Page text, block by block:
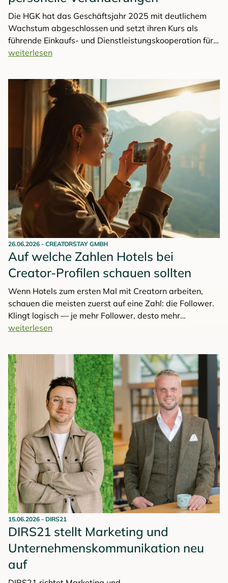
Die HGK hat das Geschäftsjahr 2025 mit deutlichem
Wachstum abgeschlossen und setzt ihren Kurs als
führende Einkaufs- und Dienstleistungskooperation für
die Hospitality-Branche fort. Auf der
positive Geschäftszahlen, einen erneuten Rekord bei
der Rückvergütung und wichtige strategische Schritte
für die weitere Digitalisierung von Hotellerie,
Gastronomie und Catering. Im Aufsichtsrat erfolgte eine
Staffelübergabe: Bernd Voss folgt als Vorsitzender auf
Hans-Hubert Imhoff, neu in den Aufsichtsrat gewählt
wurde u.a. der amtierende Top-Tagungshotelier 2025
Alexander Wurster.
weiterlesen
26.06.2026 - CREATORSTAY GMBH
Auf welche Zahlen Hotels bei
Creator-Profilen schauen sollten
Wenn Hotels zum ersten Mal mit Creatorn arbeiten,
schauen die meisten zuerst auf eine Zahl: die Follower.
Klingt logisch — je mehr Follower, desto mehr
Menschen sehen das Hotel. Aber so einfach ist es nicht.
darüber aus, wie viele Menschen den Content
tatsächlich sehen, geschweige denn, ob es die richtigen
Menschen sind. Worauf es bei der Auswahl wirklich
ankommt — und warum sowohl kleinere als auch
größere Creator ihren Platz haben.
weiterlesen
15.06.2026 - DIRS21
DIRS21 stellt Marketing und
Unternehmenskommunikation neu
auf